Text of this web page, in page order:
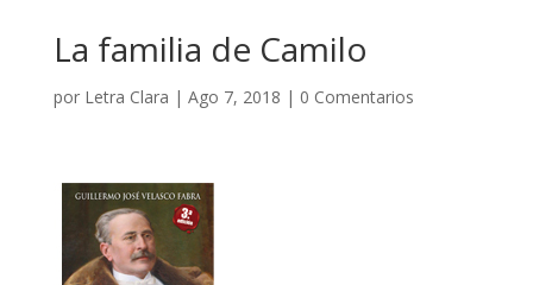
La familia de Camilo
por Letra Clara | Ago 7, 2018 | 0 Comentarios